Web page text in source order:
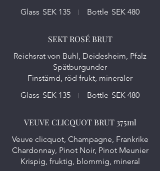
Glass SEK 135 Bottle SEK 480
SEKT ROSÉ BRUT
Reichsrat von Buhl, Deidesheim, Pfalz
Spätburgunder
Finstämd, röd frukt, mineraler
Glass SEK 135 Bottle SEK 480
VEUVE CLICQUOT BRUT 375ml
Veuve clicquot, Champagne, Frankrike
Chardonnay, Pinot Noir, Pinot Meunier